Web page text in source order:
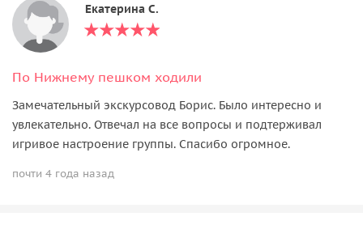
Екатерина С.
По Нижнему пешком ходили
Замечательный экскурсовод Борис. Было интересно и
увлекательно. Отвечал на все вопросы и подтерживал
игривое настроение группы. Спасибо огромное.
почти 4 года назад